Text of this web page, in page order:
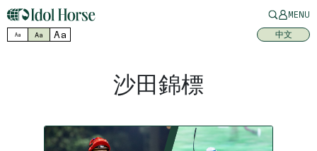
MENU
Aa Aa Aa 中文
沙田錦標